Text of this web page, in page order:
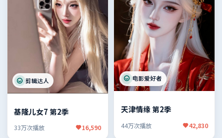
剪辑达人
基隆儿女7 第2季
33万次播放 16,590
电影爱好者
天津情缘 第2季
44万次播放 42,830